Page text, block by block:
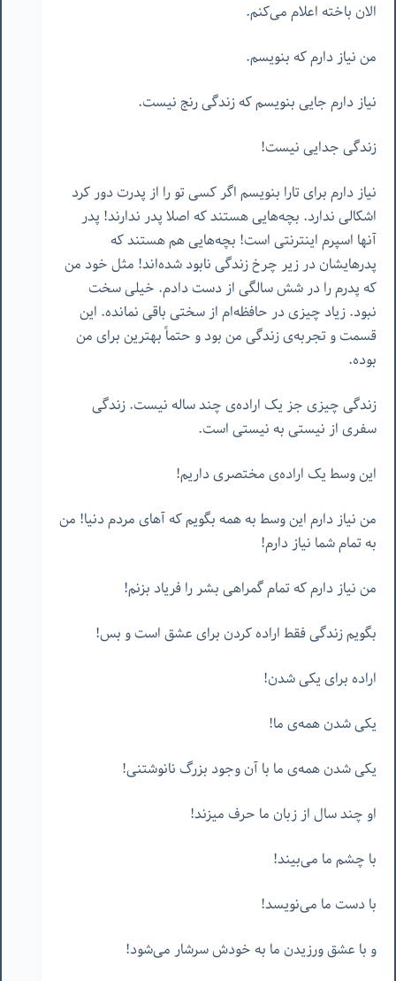
الان باخته اعلام می‌کنم.
من نیاز دارم که بنویسم.
نیاز دارم جایی بنویسم که زندگی رنج نیست.
زندگی جدایی نیست!
نیاز دارم برای تارا بنویسم اگر کسی تو را از پدرت دور کرد
اشکالی ندارد. بچه‌هایی هستند که اصلا پدر ندارند! پدر
آنها اسپرم اینترنتی است! بچه‌هایی هم هستند که
پدرهایشان در زیر چرخ زندگی نابود شده‌اند! مثل خود من
که پدرم را در شش سالگی از دست دادم. خیلی سخت
نبود. زیاد چیزی در حافظه‌ام از سختی باقی نمانده. این
قسمت و تجربه‌ی زندگی من بود و حتماً بهترین برای من
بوده.
زندگی چیزی جز یک اراده‌ی چند ساله نیست. زندگی
سفری از نیستی به نیستی است.
این وسط یک اراده‌ی مختصری داریم!
من نیاز دارم این وسط به همه بگویم که آهای مردم دنیا! من
به تمام شما نیاز دارم!
من نیاز دارم که تمام گمراهی بشر را فریاد بزنم!
بگویم زندگی فقط اراده کردن برای عشق است و بس!
اراده برای یکی شدن!
یکی شدن همه‌ی ما!
یکی شدن همه‌ی ما با آن وجود بزرگ نانوشتنی!
او چند سال از زبان ما حرف میزند!
با چشم ما می‌بیند!
با دست ما می‌نویسد!
و با عشق ورزیدن ما به خودش سرشار می‌شود!